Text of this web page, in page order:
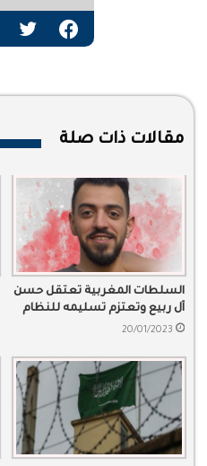
فيسبوك تويتر
مقالات ذات صلة
السلطات المغربية تعتقل حسن
آل ربيع وتعتزم تسليمه للنظام
السعودي
20/01/2023